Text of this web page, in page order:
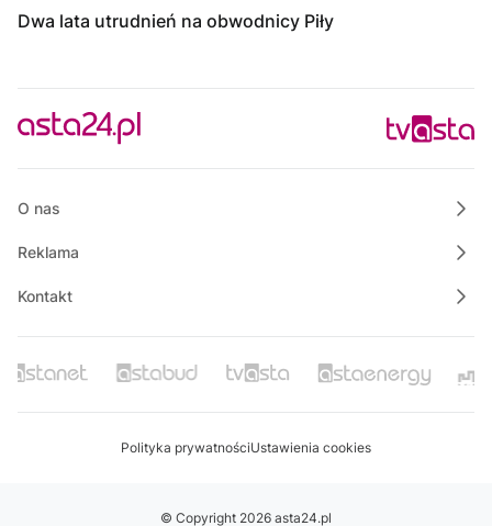
Dwa lata utrudnień na obwodnicy Piły
O nas
Reklama
Kontakt
Polityka prywatnościUstawienia cookies
© Copyright 2026 asta24.pl